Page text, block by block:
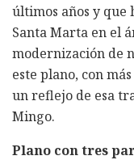
últimos años y que
Santa Marta en el
modernización de
este plano, con
un reflejo de esa
Mingo.
Plano con tres